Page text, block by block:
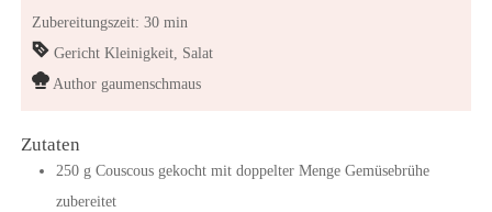
Zubereitungszeit: 30 min
Gericht Kleinigkeit, Salat
Author gaumenschmaus
Zutaten
250 g Couscous gekocht mit doppelter Menge Gemüsebrühe
zubereitet